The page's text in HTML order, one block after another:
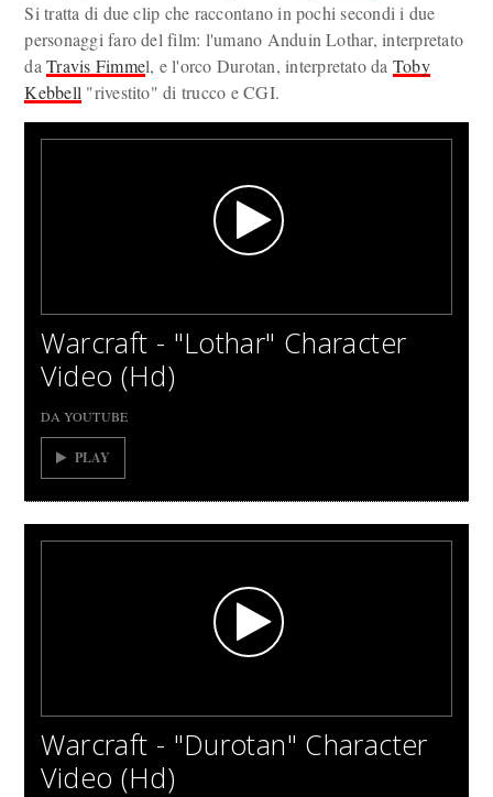
Si tratta di due clip che raccontano in pochi secondi i due
personaggi faro del film: l'umano Anduin Lothar, interpretato
daTravis Fimmel, e l'orco Durotan, interpretato da Toby
Kebbell "rivestito" di trucco e CGI.
Warcraft - "Lothar" Character
Video (Hd)
DA YOUTUBE
PLAY
Warcraft - "Durotan" Character
Video (Hd)